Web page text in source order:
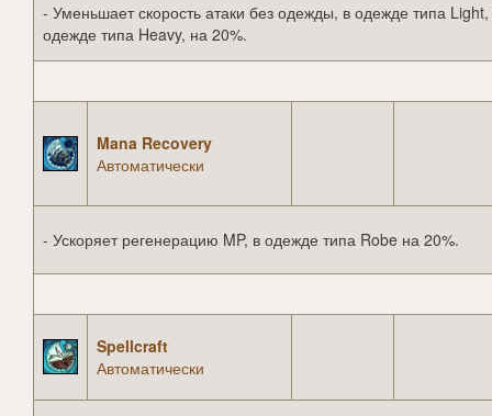
- Уменьшает скорость атаки без одежды, в одежде типа Light,
одежде типа Heavy, на 20%.
Mana Recovery
Автоматически
- Ускоряет регенерацию MP, в одежде типа Robe на 20%.
Spellcraft
Автоматически